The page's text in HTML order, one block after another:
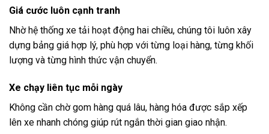
Giá cước luôn cạnh tranh
Nhờ hệ thống xe tải hoạt động hai chiều, chúng tôi luôn xây
dựng bảng giá hợp lý, phù hợp với từng loại hàng, từng khối
lượng và từng hình thức vận chuyển.
Xe chạy liên tục mỗi ngày
Không cần chờ gom hàng quá lâu, hàng hóa được sắp xếp
lên xe nhanh chóng giúp rút ngắn thời gian giao nhận.